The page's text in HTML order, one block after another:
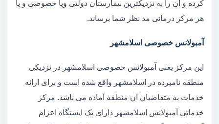
کرده و آن را به نزدیکترین بیمارستان دولتی ویا خصوصی و یا
هر مرکز درمانی مد نظر شما برساند.
آمبولانس خصوصی اسلامشهر
این مرکز یعنی آمبولانس خصوصی اسلامشهر در نزدیکی
منطقه نامبرده در اسلامشهر واقع شده است و برای ارائه
خدمات به متقاضیان آن منطقه آماده می باشد. مرکز
خدماتی آمبولانس اسلامشهر دارای یک ایستگاه اعزام